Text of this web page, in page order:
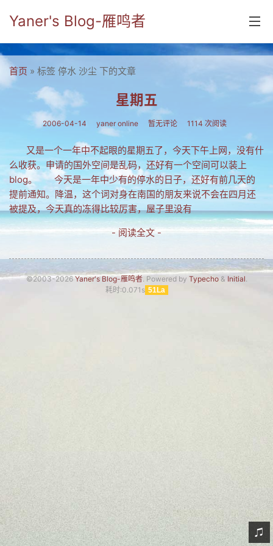
Yaner's Blog-雁鸣者
首页
分类
yaner online
毕业留言册
流年
五笔难啊
流行.时代.天下
网络新事物
网友情怀
首页 » 标签 停水 沙尘 下的文章
星期五
2006-04-14 yaner online 暂无评论 1114 次阅读
又是一个一年中不起眼的星期五了，今天下午上网，没有什
么收获。申请的国外空间是乱码，还好有一个空间可以装上
blog。 今天是一年中少有的停水的日子，还好有前几天的
提前通知。降温，这个词对身在南国的朋友来说不会在四月还
被提及，今天真的冻得比较厉害，屋子里没有
- 阅读全文 -
©2003-2026Yaner's Blog-雁鸣者. Powered by Typecho& Initial.
耗时:0.071s 51La